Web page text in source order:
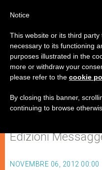
"Farfalle nello
mette le ali", di
Edizioni
NOVEMBRE 06, 2012 00:00
Notice
This website or its third
necessary to its functioning
purposes illustrated in the
more or withdraw your
please refer to the cookie
By closing this banner,
continuing to browse